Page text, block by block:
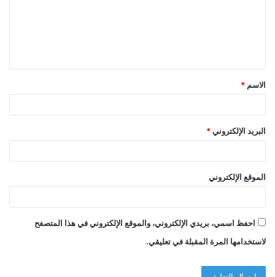
ق
*
الاسم *
البريد الإلكتروني *
الموقع الإلكتروني
احفظ اسمي، بريدي الإلكتروني، والموقع الإلكتروني في هذا المتصفح
لاستخدامها المرة المقبلة في تعليقي.